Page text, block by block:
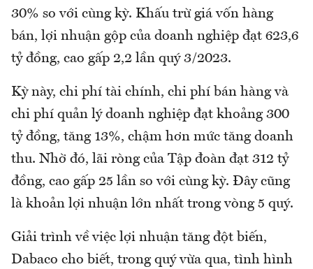
30% so với cùng kỳ. Khấu trừ giá vốn hàng
bán, lợi nhuận gộp của doanh nghiệp đạt 623,6
tỷ đồng, cao gấp 2,2 lần quý 3/2023.
Kỳ này, chi phí tài chính, chi phí bán hàng và
chi phí quản lý doanh nghiệp đạt khoảng 300
tỷ đồng, tăng 13%, chậm hơn mức tăng doanh
thu. Nhờ đó, lãi ròng của Tập đoàn đạt 312 tỷ
đồng, cao gấp 25 lần so với cùng kỳ. Đây cũng
là khoản lợi nhuận lớn nhất trong vòng 5 quý.
Giải trình về việc lợi nhuận tăng đột biến,
Dabaco cho biết, trong quý vừa qua, tình hình